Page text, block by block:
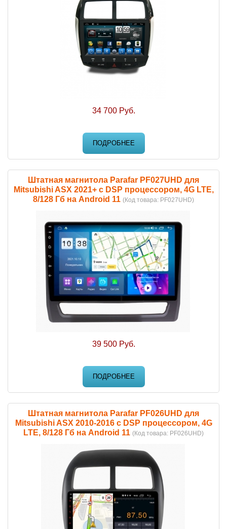
34 700 Руб.
ПОДРОБНЕЕ
Штатная магнитола Parafar PF027UHD для
Mitsubishi ASX 2021+ c DSP процессором, 4G LTE,
8/128 Гб на Android 11 (Код товара: PF027UHD)
39 500 Руб.
ПОДРОБНЕЕ
Штатная магнитола Parafar PF026UHD для
Mitsubishi ASX 2010-2016 c DSP процессором, 4G
LTE, 8/128 Гб на Android 11 (Код товара: PF026UHD)